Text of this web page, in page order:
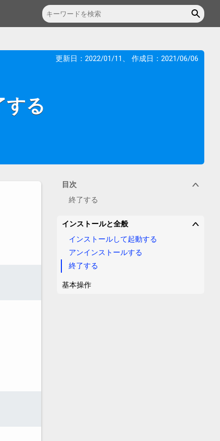
更新日： 2022/01/11 、 作成日： 2021/06/06
する
∨
目次
終了する
∨
インストールと全般
インストールして起動する
アンインストールする
終了する
基本操作